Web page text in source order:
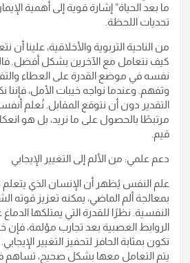
ما بعد الحياة” إشارة قوية إلى أهمية
تحديات اللحظة.
من الناحية التربوية والأخلاقية، علينا
كيف نتعامل مع الآخرين بشكل أفضل.
نفسه في موضع القدرة على العطاء
وتفهم. وعندما نواجه خيبات الأمل،
التقدير دون أن نتوقع المقابل. نُعلم
مرتبطًا بالحصول على ما نريد، بل هو
قيم.
دعم علمي: من الألم إلى التغيير الإيجابي
علم النفس يُظهر أن الإنسان الذي
بمعالجة ألم الماضي، يمكنه تعزيز قوته
النفسية. نظرًا للقدرة التي يمتلكها
الروابط العصبية بعد تجارب مؤلمة، فإن
تكون بمثابة الحافز لتحفيز التغيير
يتم التعامل معها بشكل صحيح، تساهم